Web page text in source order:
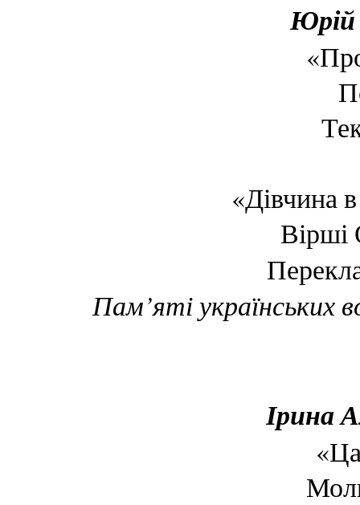
Юрій
«Дівчина
Вірші
Пам’яті українських
Ірина